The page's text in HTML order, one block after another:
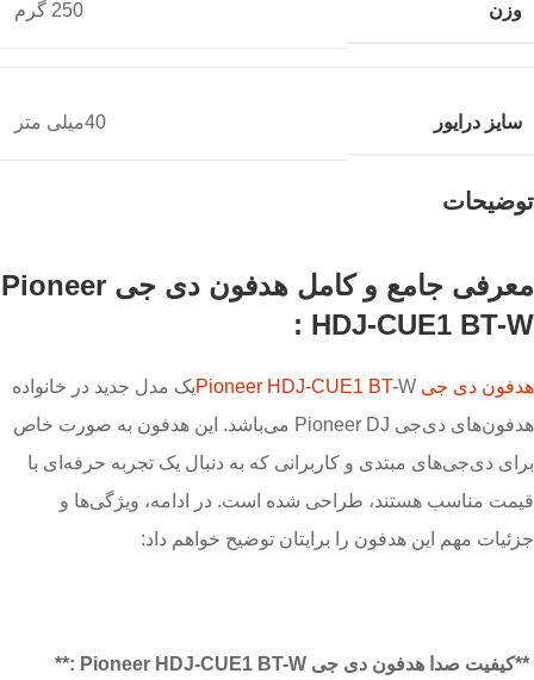
وزن 250 گرم
سایز درایور 40میلی متر
توضیحات
معرفی جامع و کامل هدفون دی جی Pioneer
HDJ-CUE1 BT-W :
هدفون دی جی Pioneer HDJ-CUE1 BT-Wیک مدل جدید در خانواده
هدفون‌های دی‌جی Pioneer DJ می‌باشد. این هدفون به صورت خاص
برای دی‌جی‌های مبتدی و کاربرانی که به دنبال یک تجربه حرفه‌ای با
قیمت مناسب هستند، طراحی شده است. در ادامه، ویژگی‌ها و
جزئیات مهم این هدفون را برایتان توضیح خواهم داد:
**کیفیت صدا هدفون دی جی Pioneer HDJ-CUE1 BT-W :**